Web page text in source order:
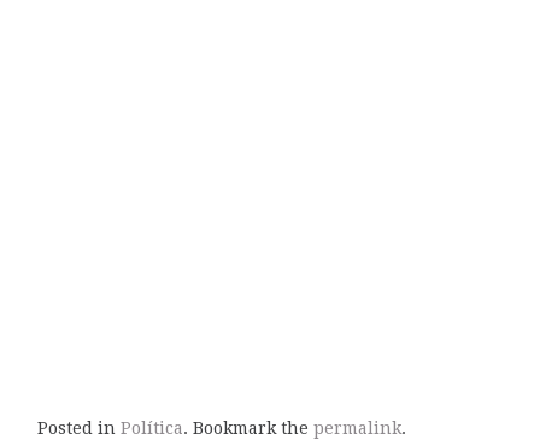
Posted in Política. Bookmark the permalink.